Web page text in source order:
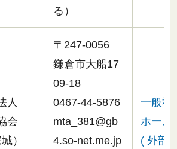
る）
人
会
）
〒247-0056
鎌倉市大船17
09-18
0467-44-5876
mta_381@gb
4.so-net.me.jp
一般社
ホーム
( 外部